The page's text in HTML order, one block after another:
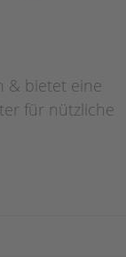
& bietet eine
für nützliche